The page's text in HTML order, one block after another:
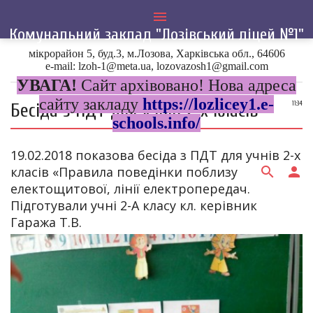
menu
Комунальний заклад "Лозівський ліцей №1"
мікрорайон 5, буд.3, м.Лозова, Харківська обл., 64606
e-mail: lzoh-1@meta.ua, lozovazosh1@gmail.com
УВАГА! Сайт архівовано! Нова адреса
сайту закладу https://lozlicey1.e-
schools.info/
search person
Головна»2018 »Лютий »27» Бесіда з ПДТ для учнів 2-х класів
11:34
Бесіда з ПДТ для учнів 2-х класів
19.02.2018 показова бесіда з ПДТ для учнів 2-х
класів «Правила поведінки поблизу
електощитової, лінії електропередач.
Підготували учні 2-А класу кл. керівник
Гаража Т.В.